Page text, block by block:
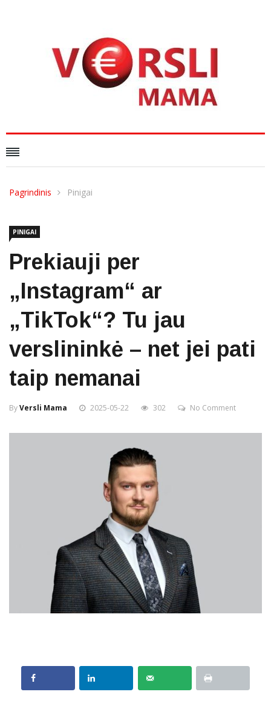
Pagrindinis Pinigai
PINIGAI
Prekiauji per
„Instagram“ ar
„TikTok“? Tu jau
verslininkė – net jei pati
taip nemanai
ByVersli Mama 2025-05-22 302 No Comment